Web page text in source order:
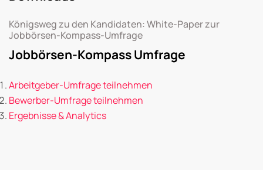
Königsweg zu den Kandidaten: White-Paper zur
Jobbörsen-Kompass-Umfrage
Jobbörsen-Kompass Umfrage
Arbeitgeber-Umfrage teilnehmen
Bewerber-Umfrage teilnehmen
Ergebnisse & Analytics